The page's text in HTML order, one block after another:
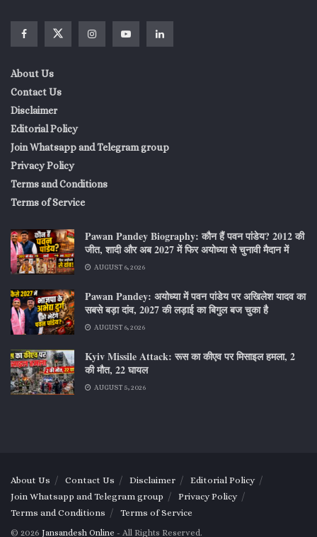
About Us
Contact Us
Disclaimer
Editorial Policy
Join Whatsapp and Telegram group
Privacy Policy
Terms and Conditions
Terms of Service
Pawan Pandey Biography: कौन हैं पवन पांडेय? 2012 की
जीत, शादी और अब 2027 में फिर अयोध्या से चुनावी मैदान में
AUGUST 6, 2026
Pawan Pandey: अयोध्या में पवन पांडेय पर अखिलेश यादव का
सबसे बड़ा दांव, 2027 की लड़ाई का बिगुल बज चुका है
AUGUST 6, 2026
Kyiv Missile Attack: रूस का कीएव पर मिसाइल हमला, 2
की मौत, 22 घायल
AUGUST 5, 2026
About Us Contact Us Disclaimer
Editorial Policy
Join Whatsapp and Telegram group
Privacy Policy
Terms and Conditions
Terms of Service
© 2026 Jansandesh Online - All Rights Reserved.